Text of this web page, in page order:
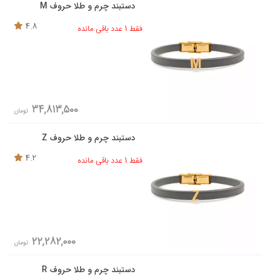
دستبند چرم و طلا حروف M
فقط 1 عدد باقی مانده
4.8
34,813,500 تومان
دستبند چرم و طلا حروف Z
فقط 1 عدد باقی مانده
4.2
22,282,000 تومان
دستبند چرم و طلا حروف R